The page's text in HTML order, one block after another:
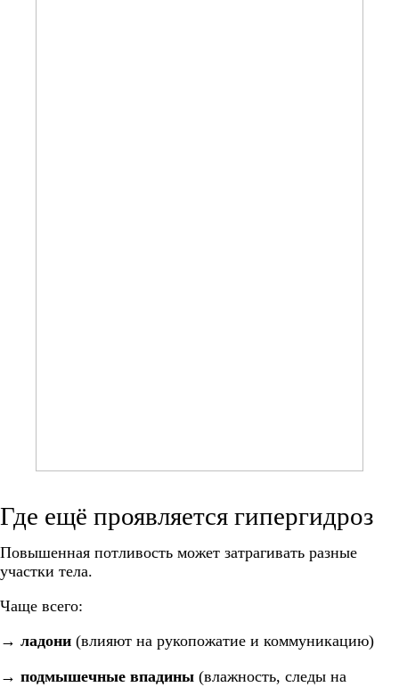
Где ещё проявляется гипергидроз
Повышенная потливость может затрагивать разные
участки тела.
Чаще всего:
→ ладони (влияют на рукопожатие и коммуникацию)
→ подмышечные впадины (влажность, следы на